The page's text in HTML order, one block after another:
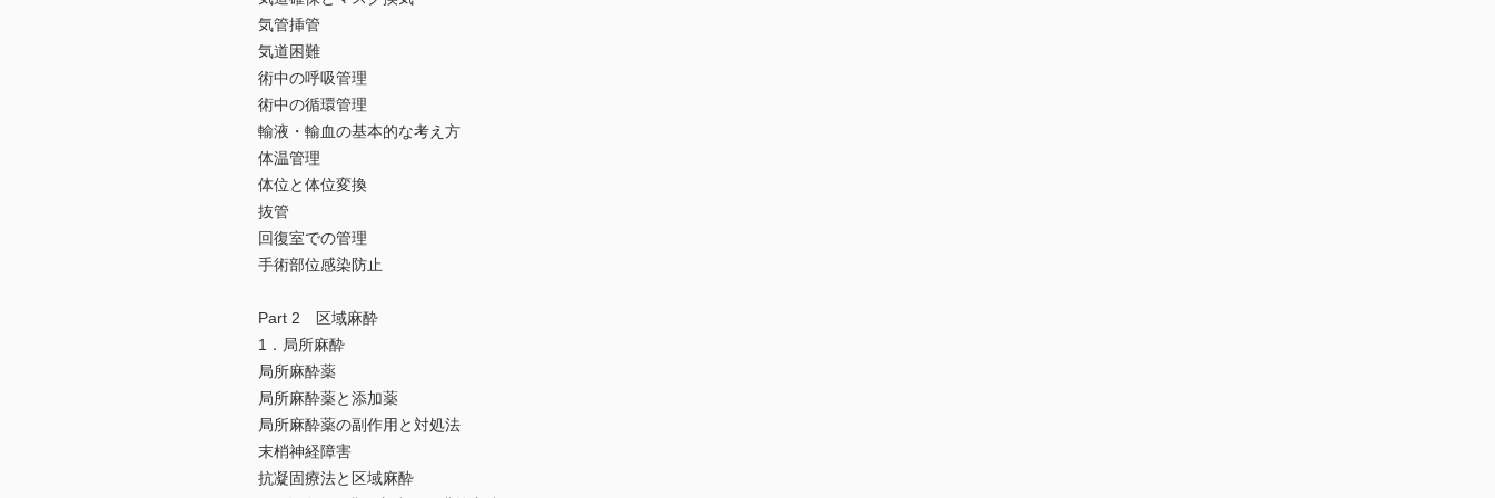
気管挿管
気道困難
術中の呼吸管理
術中の循環管理
輸液・輸血の基本的な考え方
体温管理
体位と体位変換
抜管
回復室での管理
手術部位感染防止
Part 2 区域麻酔
1．局所麻酔
局所麻酔薬
局所麻酔薬と添加薬
局所麻酔薬の副作用と対処法
末梢神経障害
抗凝固療法と区域麻酔